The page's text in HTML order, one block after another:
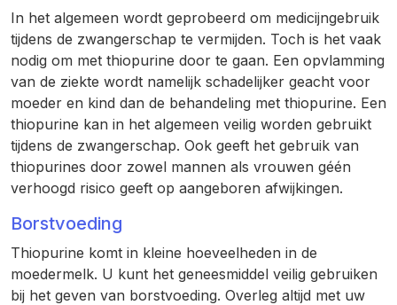
In het algemeen wordt geprobeerd om medicijngebruik
tijdens de zwangerschap te vermijden. Toch is het vaak
nodig om met thiopurine door te gaan. Een opvlamming
van de ziekte wordt namelijk schadelijker geacht voor
moeder en kind dan de behandeling met thiopurine. Een
thiopurine kan in het algemeen veilig worden gebruikt
tijdens de zwangerschap. Ook geeft het gebruik van
thiopurines door zowel mannen als vrouwen géén
verhoogd risico geeft op aangeboren afwijkingen.
Borstvoeding
Thiopurine komt in kleine hoeveelheden in de
moedermelk. U kunt het geneesmiddel veilig gebruiken
bij het geven van borstvoeding. Overleg altijd met uw